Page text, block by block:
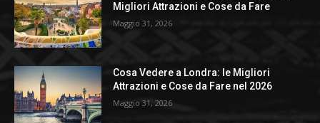
Migliori Attrazioni e Cose da Fare
Maggio 31, 2026
Cosa Vedere a Londra: le Migliori
Attrazioni e Cose da Fare nel 2026
Maggio 31, 2026